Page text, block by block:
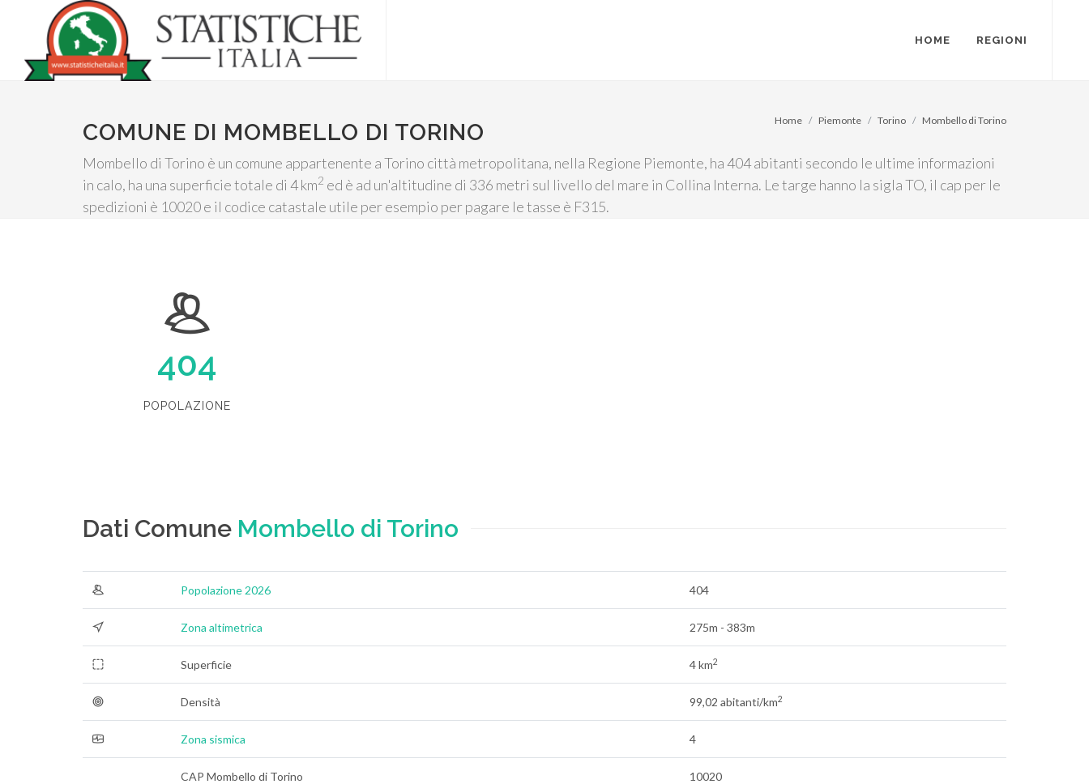
HOME REGIONI
COMUNE DI MOMBELLO DI TORINO
Mombello di Torino è un comune appartenente a Torino città metropolitana, nella Regione Piemonte, ha 404 abitanti secondo le ultime informazioni
in calo, ha una superficie totale di 4 km2 ed è ad un'altitudine di 336 metri sul livello del mare in Collina Interna. Le targe hanno la sigla TO, il cap per le
spedizioni è 10020 e il codice catastale utile per esempio per pagare le tasse è F315.
Home Piemonte Torino Mombello di Torino
404
POPOLAZIONE
Dati Comune Mombello di Torino
Popolazione 2026 404
Zona altimetrica 275m - 383m
Superficie 4 km2
Densità 99,02 abitanti/km2
Zona sismica 4
CAP Mombello di Torino 10020